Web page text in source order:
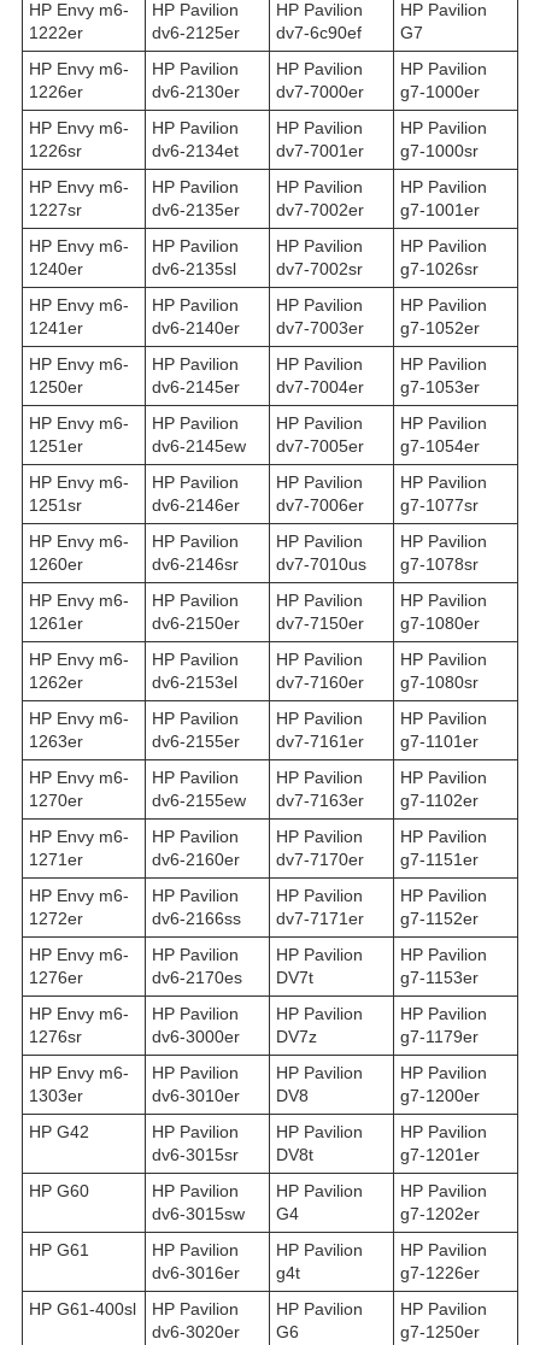
HP Envy m6-
1222er
HP Pavilion
dv6-2125er
HP Pavilion
dv7-6c90ef
HP Pavilion
G7
HP Envy m6-
1226er
HP Pavilion
dv6-2130er
HP Pavilion
dv7-7000er
HP Pavilion
g7-1000er
HP Envy m6-
1226sr
HP Pavilion
dv6-2134et
HP Pavilion
dv7-7001er
HP Pavilion
g7-1000sr
HP Envy m6-
1227sr
HP Pavilion
dv6-2135er
HP Pavilion
dv7-7002er
HP Pavilion
g7-1001er
HP Envy m6-
1240er
HP Pavilion
dv6-2135sl
HP Pavilion
dv7-7002sr
HP Pavilion
g7-1026sr
HP Envy m6-
1241er
HP Pavilion
dv6-2140er
HP Pavilion
dv7-7003er
HP Pavilion
g7-1052er
HP Envy m6-
1250er
HP Pavilion
dv6-2145er
HP Pavilion
dv7-7004er
HP Pavilion
g7-1053er
HP Envy m6-
1251er
HP Pavilion
dv6-2145ew
HP Pavilion
dv7-7005er
HP Pavilion
g7-1054er
HP Envy m6-
1251sr
HP Pavilion
dv6-2146er
HP Pavilion
dv7-7006er
HP Pavilion
g7-1077sr
HP Envy m6-
1260er
HP Pavilion
dv6-2146sr
HP Pavilion
dv7-7010us
HP Pavilion
g7-1078sr
HP Envy m6-
1261er
HP Pavilion
dv6-2150er
HP Pavilion
dv7-7150er
HP Pavilion
g7-1080er
HP Envy m6-
1262er
HP Pavilion
dv6-2153el
HP Pavilion
dv7-7160er
HP Pavilion
g7-1080sr
HP Envy m6-
1263er
HP Pavilion
dv6-2155er
HP Pavilion
dv7-7161er
HP Pavilion
g7-1101er
HP Envy m6-
1270er
HP Pavilion
dv6-2155ew
HP Pavilion
dv7-7163er
HP Pavilion
g7-1102er
HP Envy m6-
1271er
HP Pavilion
dv6-2160er
HP Pavilion
dv7-7170er
HP Pavilion
g7-1151er
HP Envy m6-
1272er
HP Pavilion
dv6-2166ss
HP Pavilion
dv7-7171er
HP Pavilion
g7-1152er
HP Envy m6-
1276er
HP Pavilion
dv6-2170es
HP Pavilion
DV7t
HP Pavilion
g7-1153er
HP Envy m6-
1276sr
HP Pavilion
dv6-3000er
HP Pavilion
DV7z
HP Pavilion
g7-1179er
HP Envy m6-
1303er
HP Pavilion
dv6-3010er
HP Pavilion
DV8
HP Pavilion
g7-1200er
HP G42
HP Pavilion
dv6-3015sr
HP Pavilion
DV8t
HP Pavilion
g7-1201er
HP G60
HP Pavilion
dv6-3015sw
HP Pavilion
G4
HP Pavilion
g7-1202er
HP G61
HP Pavilion
dv6-3016er
HP Pavilion
g4t
HP Pavilion
g7-1226er
HP G61-400sl
HP Pavilion
dv6-3020er
HP Pavilion
G6
HP Pavilion
g7-1250er